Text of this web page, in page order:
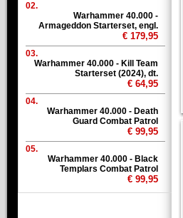
02.
Warhammer 40.000 -
Armageddon Starterset, engl.
€ 179,95
03.
Warhammer 40.000 - Kill Team
Starterset (2024), dt.
€ 64,95
04.
Warhammer 40.000 - Death
Guard Combat Patrol
€ 99,95
05.
Warhammer 40.000 - Black
Templars Combat Patrol
€ 99,95